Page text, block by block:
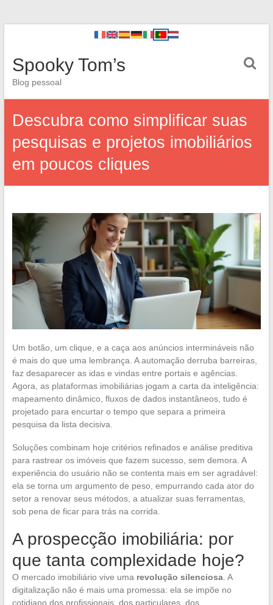
Spooky Tom’s
Blog pessoal
Descubra como simplificar suas
pesquisas e projetos imobiliários
em poucos cliques
Um botão, um clique, e a caça aos anúncios intermináveis não
é mais do que uma lembrança. A automação derruba barreiras,
faz desaparecer as idas e vindas entre portais e agências.
Agora, as plataformas imobiliárias jogam a carta da inteligência:
mapeamento dinâmico, fluxos de dados instantâneos, tudo é
projetado para encurtar o tempo que separa a primeira
pesquisa da lista decisiva.
Soluções combinam hoje critérios refinados e análise preditiva
para rastrear os imóveis que fazem sucesso, sem demora. A
experiência do usuário não se contenta mais em ser agradável:
ela se torna um argumento de peso, empurrando cada ator do
setor a renovar seus métodos, a atualizar suas ferramentas,
sob pena de ficar para trás na corrida.
A prospecção imobiliária: por
que tanta complexidade hoje?
O mercado imobiliário vive uma revolução silenciosa. A
digitalização não é mais uma promessa: ela se impõe no
cotidiano dos profissionais, dos particulares, dos